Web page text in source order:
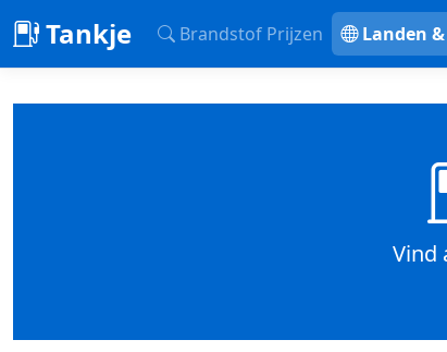
Tankje Brandstof Prijzen Landen
Vind